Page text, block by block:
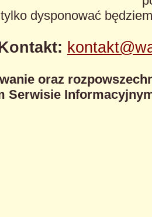
dysponować
oraz
Serwisie